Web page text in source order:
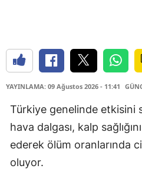
YAYINLAMA: 09 Ağustos 2026 - 11:41
Türkiye genelinde etkisini
hava dalgası, kalp
ederek ölüm oranlarında
oluyor.